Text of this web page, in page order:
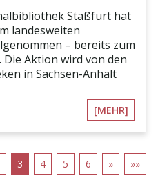
Staßfurt hat
landesweiten
– bereits zum
Aktion wird von den
in Sachsen-Anhalt
[MEHR]
3 4 5 6 » »»